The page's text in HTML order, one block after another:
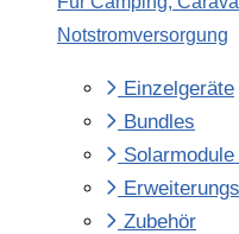
Notstromversorgung
Einzelgeräte
Bundles
Zubehör